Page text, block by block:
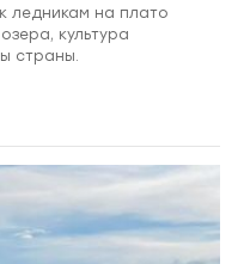
ледникам на плато
культура
страны.